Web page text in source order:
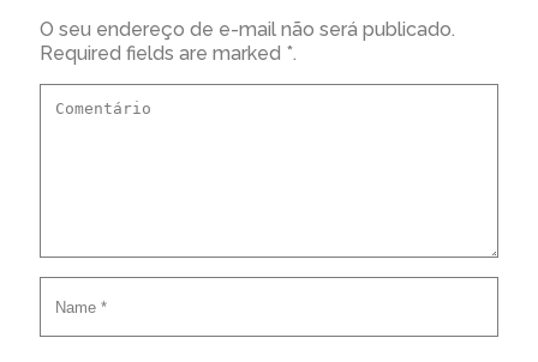
O seu endereço de e-mail não será publicado.
Required fields are marked *.